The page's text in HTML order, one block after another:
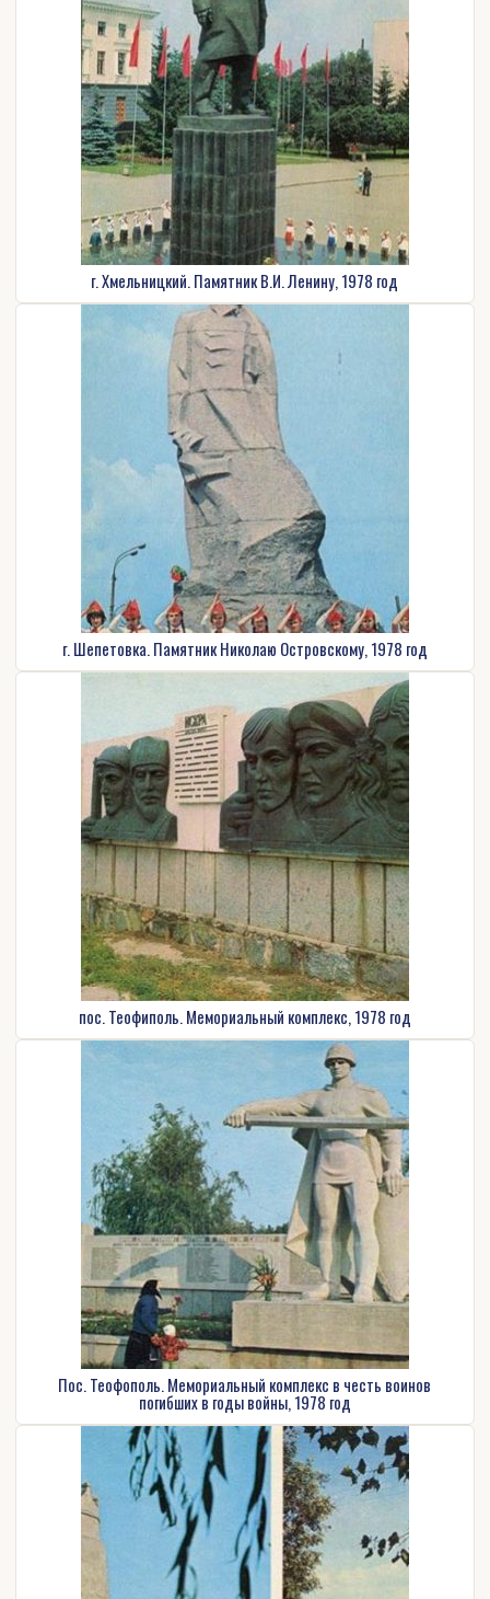
г. Хмельницкий. Памятник В.И. Ленину, 1978 год
г. Шепетовка. Памятник Николаю Островскому, 1978 год
пос. Теофиполь. Мемориальный комплекс, 1978 год
Пос. Теофополь. Мемориальный комплекс в честь воинов
погибших в годы войны, 1978 год